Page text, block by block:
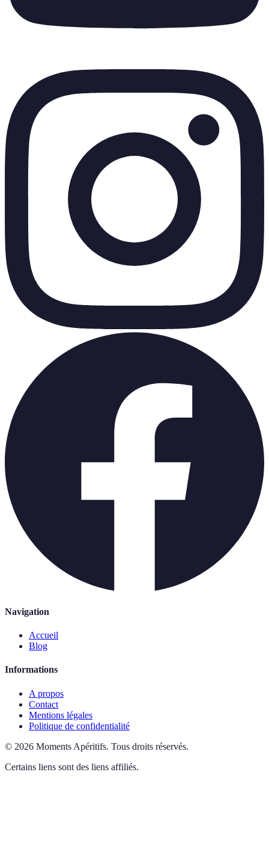
Navigation
Accueil
Blog
Informations
A propos
Contact
Mentions légales
Politique de confidentialité
© 2026 Moments Apéritifs. Tous droits réservés.
Certains liens sont des liens affiliés.